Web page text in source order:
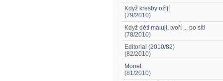
Když kresby ožijí
(79/2010)
Když děti malují, tvoří ... po síti
(78/2010)
Editorial (2010/82)
(82/2010)
Monet
(81/2010)